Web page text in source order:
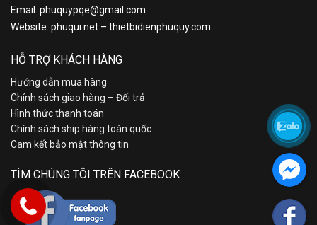
Email: phuquypqe@gmail.com
Website: phuqui.net – thietbidienphuquy.com
HỖ TRỢ KHÁCH HÀNG
Hướng dẫn mua hàng
Chính sách giao hàng – Đổi trả
Hình thức thanh toán
Chính sách ship hàng toàn quốc
Cam kết bảo mật thông tin
TÌM CHÚNG TÔI TRÊN FACEBOOK